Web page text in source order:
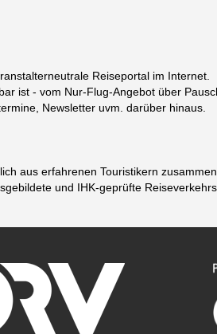
Reiseportal im Internet.
ist - vom Nur-Flug-Angebot über
Newsletter uvm. darüber hinaus.
aus erfahrenen Touristikern zusammen.
und IHK-geprüfte